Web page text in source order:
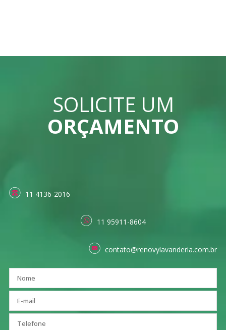
SOLICITE UM
ORÇAMENTO
11 4136-2016
11 95911-8604
contato@renovylavanderia.com.br